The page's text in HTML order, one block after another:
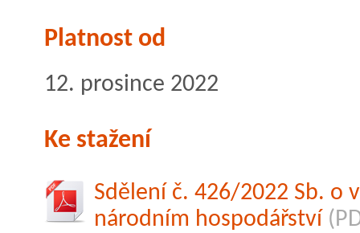
Platnost od
12. prosince 2022
Ke stažení
Sdělení č. 426/2022 Sb. o
národním hospodářství